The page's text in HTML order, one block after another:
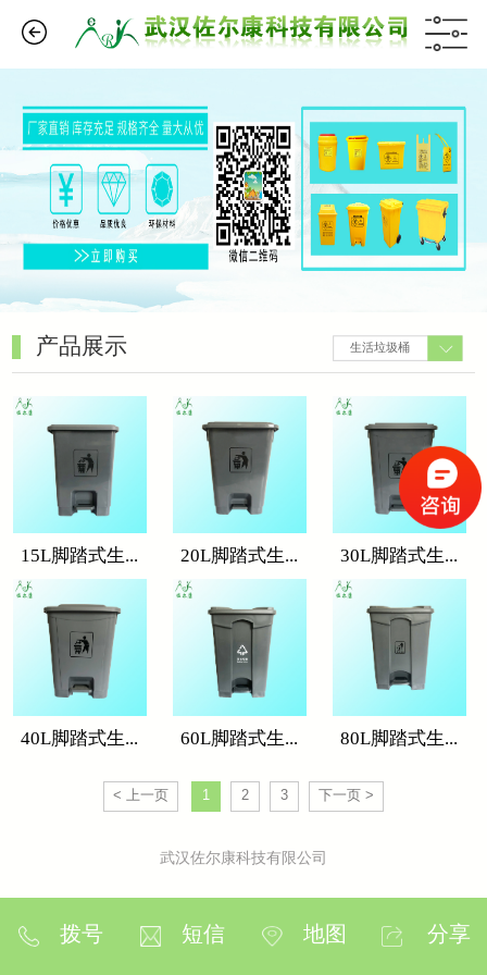
生活垃圾桶
产品展示
​15L脚踏式生... 20L脚踏式生... 30L脚踏式生...
40L脚踏式生... 60L脚踏式生... 80L脚踏式生...
< 上一页 1 2 3 下一页 >
武汉佐尔康科技有限公司
拨号 短信 地图 分享